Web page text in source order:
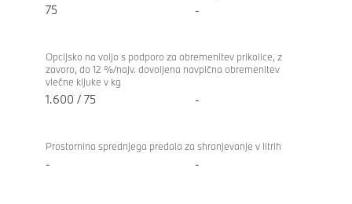
75 -
Opcijsko na voljo s podporo za obremenitev prikolice, z
zavoro, do 12 %/najv. dovoljena navpična obremenitev
vlečne kljuke v kg
1.600 / 75 -
Prostornina sprednjega predala za shranjevanje v litrih
- -